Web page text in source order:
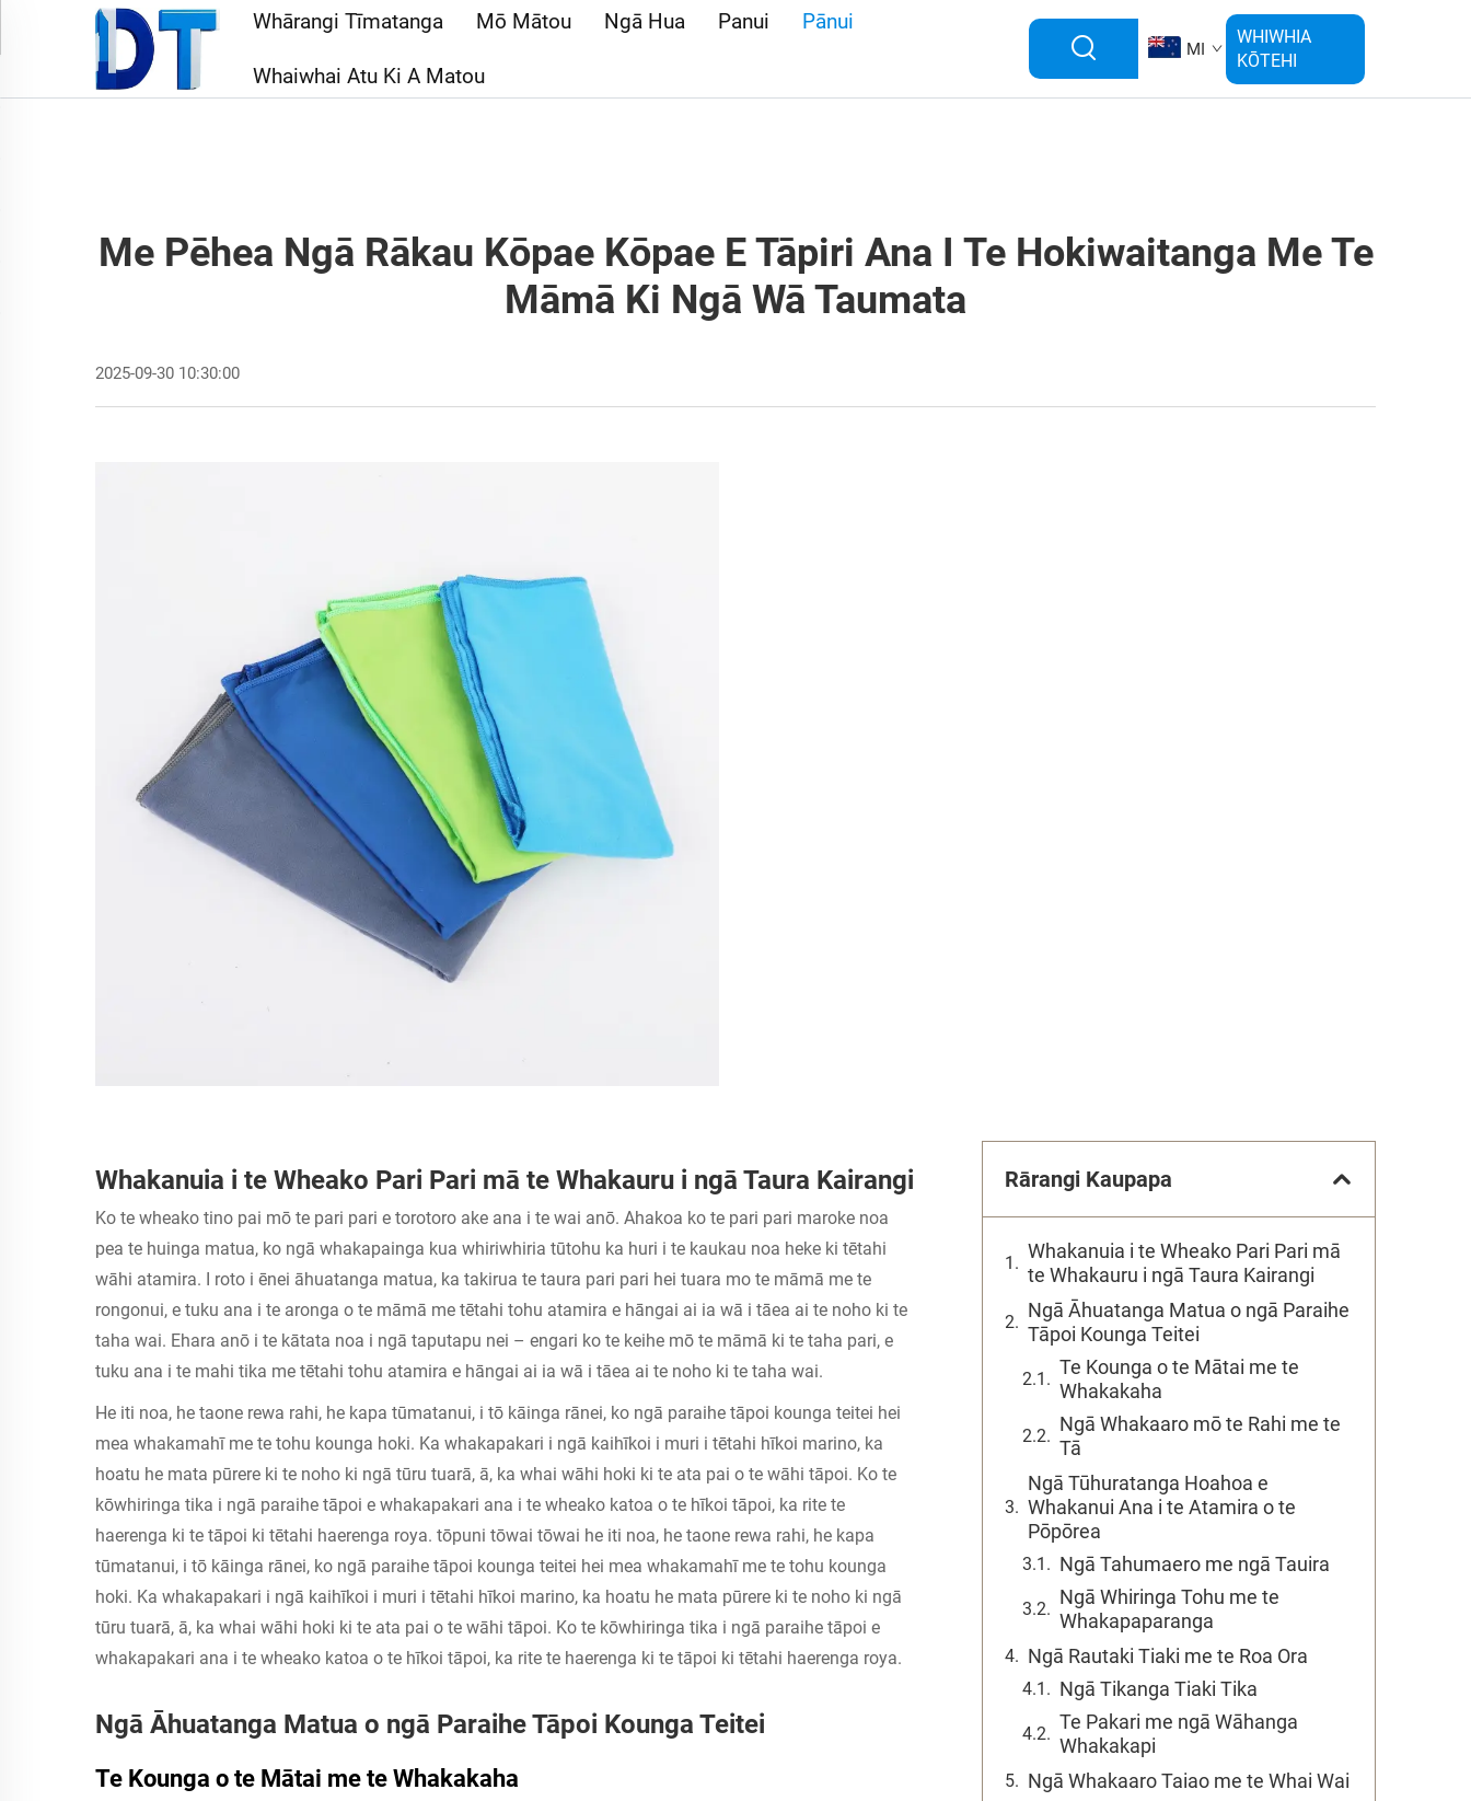
Whārangi Tīmatanga Mō Mātou Ngā Hua Panui Pānui
Whaiwhai Atu Ki A Matou
MI
WHIWHIA
KŌTEHI
Me Pēhea Ngā Rākau Kōpae Kōpae E Tāpiri Ana I Te Hokiwaitanga Me Te
Māmā Ki Ngā Wā Taumata
2025-09-30 10:30:00
Whakanuia i te Wheako Pari Pari mā te Whakauru i ngā Taura Kairangi
Ko te wheako tino pai mō te pari pari e torotoro ake ana i te wai anō. Ahakoa ko te pari pari maroke noa
pea te huinga matua, ko ngā whakapainga kua whiriwhiria tūtohu ka huri i te kaukau noa heke ki tētahi
wāhi atamira. I roto i ēnei āhuatanga matua, ka takirua te taura pari pari hei tuara mo te māmā me te
rongonui, e tuku ana i te aronga o te māmā me tētahi tohu atamira e hāngai ai ia wā i tāea ai te noho ki te
taha wai. Ehara anō i te kātata noa i ngā taputapu nei – engari ko te keihe mō te māmā ki te taha pari, e
tuku ana i te mahi tika me tētahi tohu atamira e hāngai ai ia wā i tāea ai te noho ki te taha wai.
He iti noa, he taone rewa rahi, he kapa tūmatanui, i tō kāinga rānei, ko ngā paraihe tāpoi kounga teitei hei
mea whakamahī me te tohu kounga hoki. Ka whakapakari i ngā kaihīkoi i muri i tētahi hīkoi marino, ka
hoatu he mata pūrere ki te noho ki ngā tūru tuarā, ā, ka whai wāhi hoki ki te ata pai o te wāhi tāpoi. Ko te
kōwhiringa tika i ngā paraihe tāpoi e whakapakari ana i te wheako katoa o te hīkoi tāpoi, ka rite te
haerenga ki te tāpoi ki tētahi haerenga roya. tōpuni tōwai tōwai he iti noa, he taone rewa rahi, he kapa
tūmatanui, i tō kāinga rānei, ko ngā paraihe tāpoi kounga teitei hei mea whakamahī me te tohu kounga
hoki. Ka whakapakari i ngā kaihīkoi i muri i tētahi hīkoi marino, ka hoatu he mata pūrere ki te noho ki ngā
tūru tuarā, ā, ka whai wāhi hoki ki te ata pai o te wāhi tāpoi. Ko te kōwhiringa tika i ngā paraihe tāpoi e
whakapakari ana i te wheako katoa o te hīkoi tāpoi, ka rite te haerenga ki te tāpoi ki tētahi haerenga roya.
Ngā Āhuatanga Matua o ngā Paraihe Tāpoi Kounga Teitei
Te Kounga o te Mātai me te Whakakaha
Rārangi Kaupapa
Whakanuia i te Wheako Pari Pari mā
te Whakauru i ngā Taura Kairangi
Ngā Āhuatanga Matua o ngā Paraihe
Tāpoi Kounga Teitei
Te Kounga o te Mātai me te
Whakakaha
Ngā Whakaaro mō te Rahi me te
Tā
Ngā Tūhuratanga Hoahoa e
Whakanui Ana i te Atamira o te
Pōpōrea
Ngā Tahumaero me ngā Tauira
Ngā Whiringa Tohu me te
Whakapaparanga
Ngā Rautaki Tiaki me te Roa Ora
Ngā Tikanga Tiaki Tika
Te Pakari me ngā Wāhanga
Whakakapi
Ngā Whakaaro Taiao me te Whai Wai